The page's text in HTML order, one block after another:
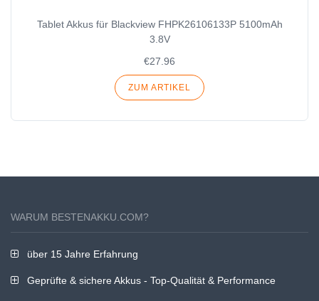
Tablet Akkus für Blackview FHPK26106133P 5100mAh
3.8V
€27.96
ZUM ARTIKEL
WARUM BESTENAKKU.COM?
über 15 Jahre Erfahrung
Geprüfte & sichere Akkus - Top-Qualität & Performance